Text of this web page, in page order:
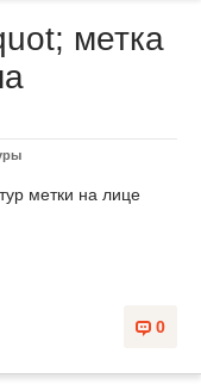
метка
метки на лице
0